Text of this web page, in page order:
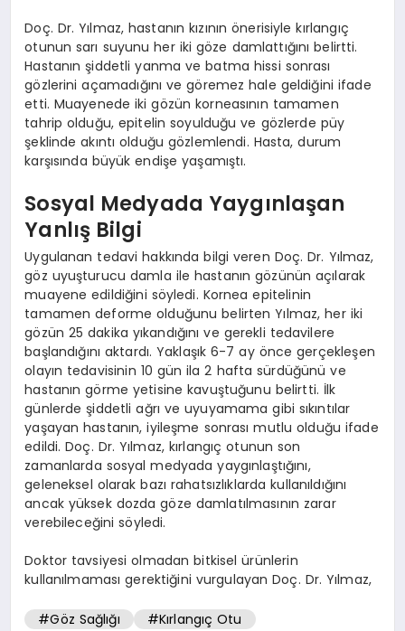
Doç. Dr. Yılmaz, hastanın kızının önerisiyle kırlangıç
otunun sarı suyunu her iki göze damlattığını belirtti.
Hastanın şiddetli yanma ve batma hissi sonrası
gözlerini açamadığını ve göremez hale geldiğini ifade
etti. Muayenede iki gözün korneasının tamamen
tahrip olduğu, epitelin soyulduğu ve gözlerde püy
şeklinde akıntı olduğu gözlemlendi. Hasta, durum
karşısında büyük endişe yaşamıştı.
Sosyal Medyada Yaygınlaşan
Yanlış Bilgi
Uygulanan tedavi hakkında bilgi veren Doç. Dr. Yılmaz,
göz uyuşturucu damla ile hastanın gözünün açılarak
muayene edildiğini söyledi. Kornea epitelinin
tamamen deforme olduğunu belirten Yılmaz, her iki
gözün 25 dakika yıkandığını ve gerekli tedavilere
başlandığını aktardı. Yaklaşık 6-7 ay önce gerçekleşen
olayın tedavisinin 10 gün ila 2 hafta sürdüğünü ve
hastanın görme yetisine kavuştuğunu belirtti. İlk
günlerde şiddetli ağrı ve uyuyamama gibi sıkıntılar
yaşayan hastanın, iyileşme sonrası mutlu olduğu ifade
edildi. Doç. Dr. Yılmaz, kırlangıç otunun son
zamanlarda sosyal medyada yaygınlaştığını,
geleneksel olarak bazı rahatsızlıklarda kullanıldığını
ancak yüksek dozda göze damlatılmasının zarar
verebileceğini söyledi.
Doktor tavsiyesi olmadan bitkisel ürünlerin
kullanılmaması gerektiğini vurgulayan Doç. Dr. Yılmaz,
#Göz Sağlığı #Kırlangıç Otu